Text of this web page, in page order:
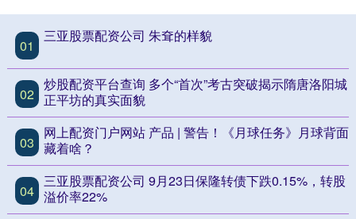
01
三亚股票配资公司 朱耷的样貌
02
炒股配资平台查询 多个“首次”考古突破揭示隋唐洛阳城
正平坊的真实面貌
03
网上配资门户网站 产品 | 警告！《月球任务》月球背面
藏着啥？
04
三亚股票配资公司 9月23日保隆转债下跌0.15%，转股
溢价率22%